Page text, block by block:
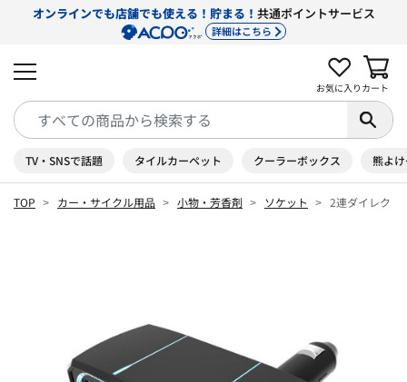
オンラインでも店舗でも使える！貯まる！ 共通ポイントサービス
詳細はこちら
お気に入り カート
TV・SNSで話題 タイルカーペット クーラーボックス 熊よ
TOP カー・サイクル用品 小物・芳香剤 ソケット 2連ダイレク